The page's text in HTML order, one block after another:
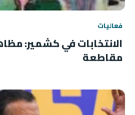
فعاليات
الانتخابات في كشمير:
مقاطعة